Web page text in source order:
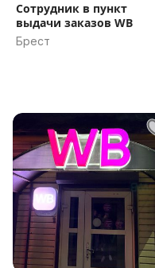
Сотрудник в пункт
выдачи заказов WB
Брест